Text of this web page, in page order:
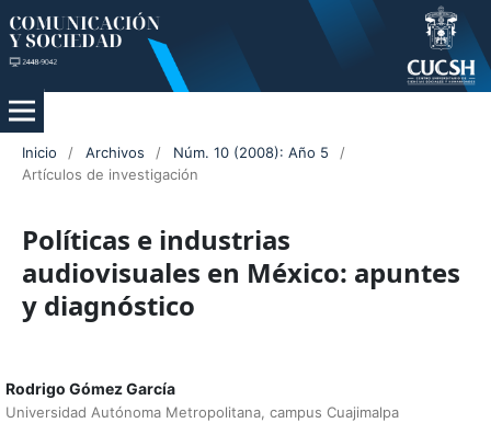
Inicio / Archivos / Núm. 10 (2008): Año 5
/
Artículos de investigación
Políticas e industrias
audiovisuales en México: apuntes
y diagnóstico
Rodrigo Gómez García
Universidad Autónoma Metropolitana, campus Cuajimalpa